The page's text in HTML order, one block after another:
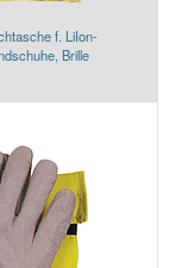
f. LiIon-
Brille